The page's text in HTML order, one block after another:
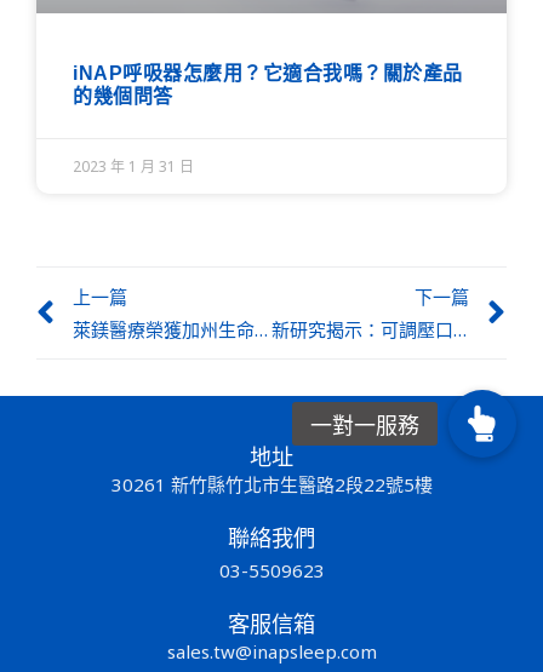
iNAP呼吸器怎麼用？它適合我嗎？關於產品
的幾個問答
2023 年 1 月 31 日
上一篇
萊鎂醫療榮獲加州生命科學大獎｜iNAP 技術引領睡眠呼吸治療新時代
下一篇
新研究揭示：可調壓口內負壓療法顯著提升阻塞性睡眠呼吸中止治療效果
地址
30261 新竹縣竹北市生醫路2段22號5樓
聯絡我們
03-5509623
客服信箱
sales.tw@inapsleep.com